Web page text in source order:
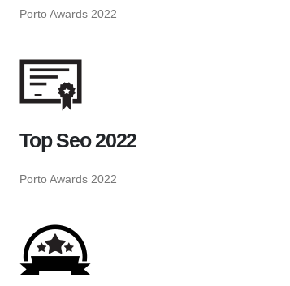
Porto Awards 2022
Top Seo 2022
Porto Awards 2022